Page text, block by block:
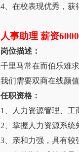
4、在校表现优秀，获
人事助理 薪资
岗位描述：
千里马常在而伯乐难求
我们需要双商在线颜
任职资格：
1、人力资源管理、工
2、掌握人力资源系统
3、亲和力强，具有较